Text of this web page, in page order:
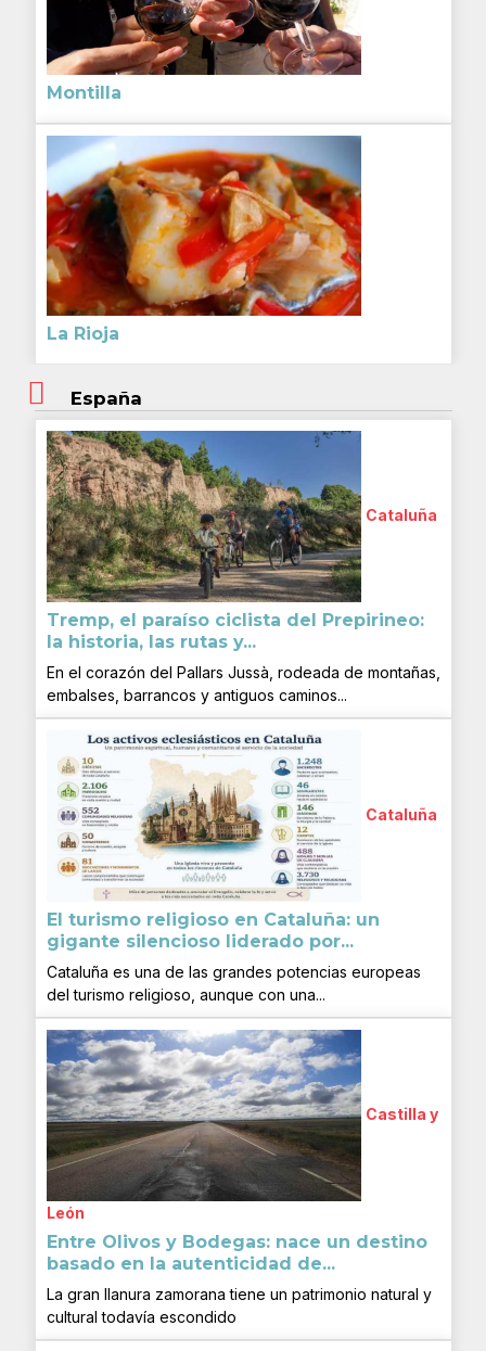
Montilla
La Rioja
España
Cataluña
Tremp, el paraíso ciclista del Prepirineo:
la historia, las rutas y...
En el corazón del Pallars Jussà, rodeada de montañas,
embalses, barrancos y antiguos caminos...
Cataluña
El turismo religioso en Cataluña: un
gigante silencioso liderado por...
Cataluña es una de las grandes potencias europeas
del turismo religioso, aunque con una...
Castilla y
León
Entre Olivos y Bodegas: nace un destino
basado en la autenticidad de...
La gran llanura zamorana tiene un patrimonio natural y
cultural todavía escondido